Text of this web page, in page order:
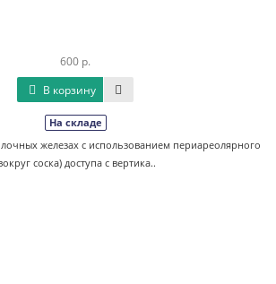
600 р.
В корзину
На складе
железах с использованием периареолярного
соска) доступа с вертика..